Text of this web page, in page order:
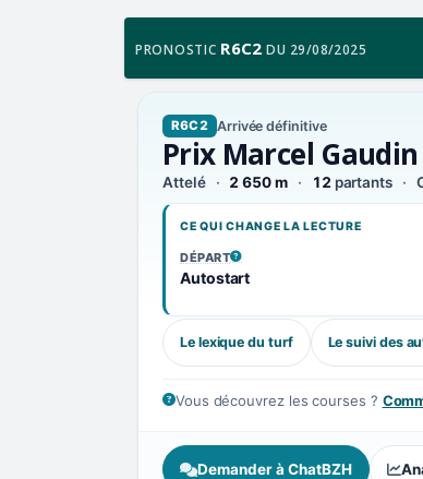
PRONOSTIC R6C2 DU 29/08/2025
R6C2 Arrivée définitive
Prix Marcel Gaudin
Attelé 2 650 m 12 partants
CE QUI CHANGE LA LECTURE
DÉPART
, VOIR LA DÉFINITION
Autostart
Le lexique du turf Le suivi des
Vous découvrez les courses ?
Demander à ChatBZH